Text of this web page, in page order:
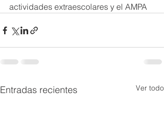
actividades extraescolares y el AMPA
Entradas recientes Ver todo